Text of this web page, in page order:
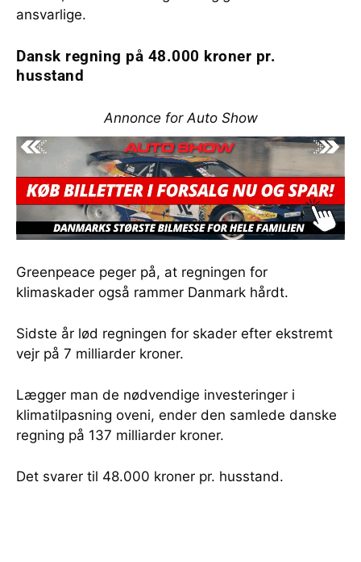
ansvarlige.
Dansk regning på 48.000 kroner pr.
husstand
Annonce for Auto Show
Greenpeace peger på, at regningen for
klimaskader også rammer Danmark hårdt.
Sidste år lød regningen for skader efter ekstremt
vejr på 7 milliarder kroner.
Lægger man de nødvendige investeringer i
klimatilpasning oveni, ender den samlede danske
regning på 137 milliarder kroner.
Det svarer til 48.000 kroner pr. husstand.